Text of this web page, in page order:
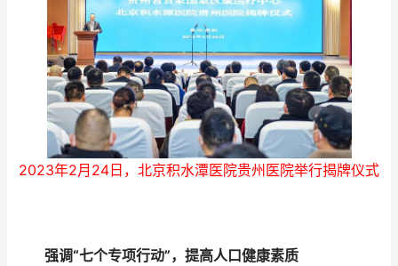
2023年2月24日，北京积水潭医院贵州医院举行揭牌仪式
强调“七个专项行动”，提高人口健康素质